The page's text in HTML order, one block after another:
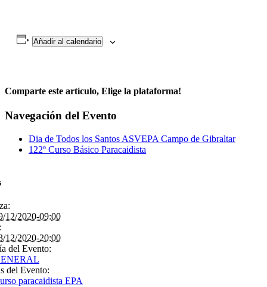
Añadir al calendario
Comparte este artículo, Elige la plataforma!
Facebook
Twitter
WhatsApp
Correo
electrónico
Navegación del Evento
Dia de Todos los Santos ASVEPA Campo de Gibraltar
122º Curso Básico Paracaidista
12/2020-09:00
12/2020-20:00
del Evento:
del Evento:
paracaidista EPA